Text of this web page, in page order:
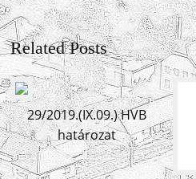
Related Posts
29/2019.(IX.09.) HVB
határozat